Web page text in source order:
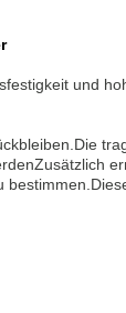
und